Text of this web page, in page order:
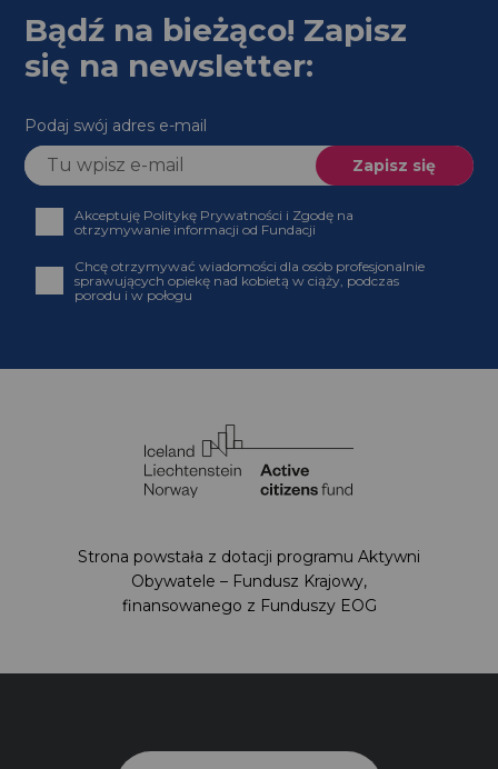
Bądź na bieżąco! Zapisz
się na newsletter:
Podaj swój adres e-mail
Akceptuję Politykę Prywatności i Zgodę na
otrzymywanie informacji od Fundacji
Chcę otrzymywać wiadomości dla osób profesjonalnie
sprawujących opiekę nad kobietą w ciąży, podczas
porodu i w połogu
Strona powstała z dotacji programu Aktywni
Obywatele – Fundusz Krajowy,
finansowanego z Funduszy EOG